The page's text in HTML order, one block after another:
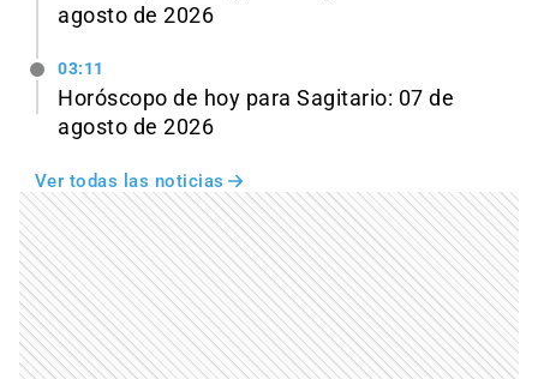
agosto de 2026
03:11
Horóscopo de hoy para Sagitario: 07 de
agosto de 2026
Ver todas las noticias